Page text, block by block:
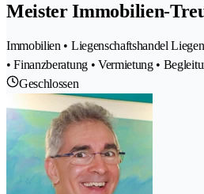
Meister Immobilien-
Immobilien • Liegenschaftshandel
• Finanzberatung • Vermietung •
Geschlossen